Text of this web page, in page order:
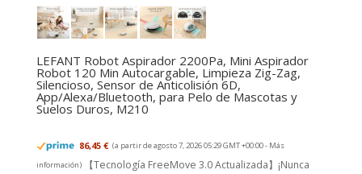
LEFANT Robot Aspirador 2200Pa, Mini Aspirador
Robot 120 Min Autocargable, Limpieza Zig-Zag,
Silencioso, Sensor de Anticolisión 6D,
App/Alexa/Bluetooth, para Pelo de Mascotas y
Suelos Duros, M210
86,45 € (a partir de agosto 7, 2026 05:29 GMT +00:00 - Más
información)
【Tecnología FreeMove 3.0 Actualizada】¡Nunca